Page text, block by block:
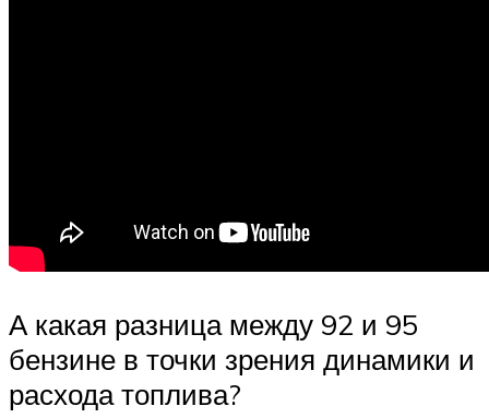
А какая разница между 92 и 95
бензине в точки зрения динамики и
расхода топлива?